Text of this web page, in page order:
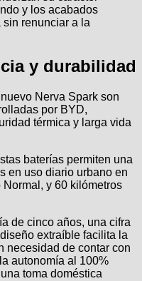
y los acabados
renunciar a la
y durabilidad
Nerva Spark son
por BYD,
térmica y larga vida
baterías permiten una
en uso diario urbano en
y 60 kilómetros
de cinco años, una cifra
extraíble facilita la
necesidad de contar con
autonomía al 100%
toma doméstica